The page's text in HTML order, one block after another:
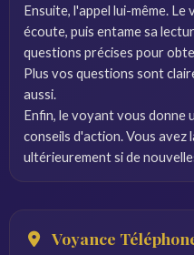
Ensuite, l'appel lui-même.
écoute, puis entame sa
questions précises pour
Plus vos questions sont
aussi.
Enfin, le voyant vous donne
conseils d'action. Vous avez
ultérieurement si de
Voyance